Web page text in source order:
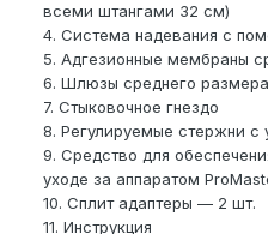
всеми штангами 32 см)
4. Система надевания с
5. Адгезионные мембраны
6. Шлюзы среднего
7. Стыковочное гнездо
8. Регулируемые стержни с
9. Средство для
уходе за аппаратом
10. Сплит адаптеры — 2 шт.
11. Инструкция